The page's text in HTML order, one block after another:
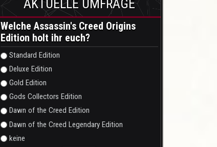
AKTUELLE UMFRAGE
Welche Assassin's Creed Origins
Edition holt ihr euch?
Auswahlmöglichkeiten
Standard Edition
Deluxe Edition
Gold Edition
Gods Collectors Edition
Dawn of the Creed Edition
Dawn of the Creed Legendary Edition
keine